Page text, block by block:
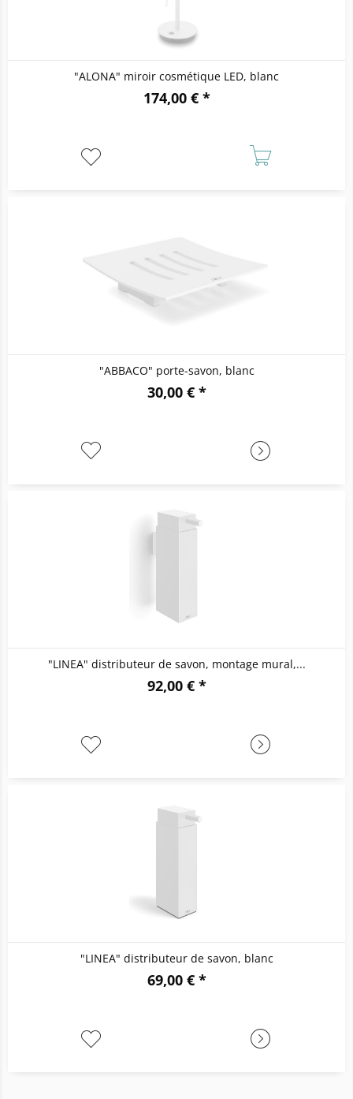
"ALONA" miroir cosmétique LED, blanc
174,00 € *
"ABBACO" porte-savon, blanc
30,00 € *
"LINEA" distributeur de savon, montage mural,...
92,00 € *
"LINEA" distributeur de savon, blanc
69,00 € *